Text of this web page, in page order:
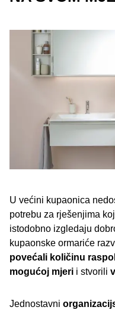
U većini kupaonica
potrebu za rješenjima
istodobno izgledaju
kupaonske ormariće
povećali količinu
mogućoj mjeri i stvorili
Jednostavni